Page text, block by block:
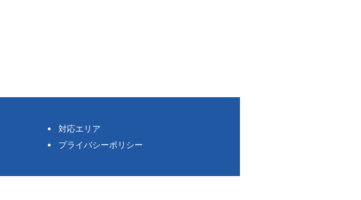
対応エリア
プライバシーポリシー